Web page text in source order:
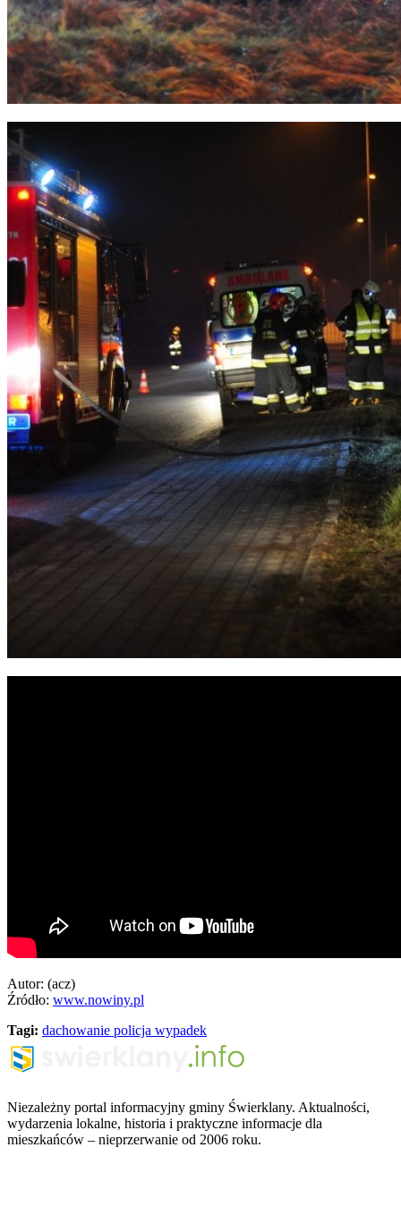
Autor: (acz)
Źródło: www.nowiny.pl
Tagi: dachowanie policja wypadek
Niezależny portal informacyjny gminy Świerklany. Aktualności,
wydarzenia lokalne, historia i praktyczne informacje dla
mieszkańców – nieprzerwanie od 2006 roku.